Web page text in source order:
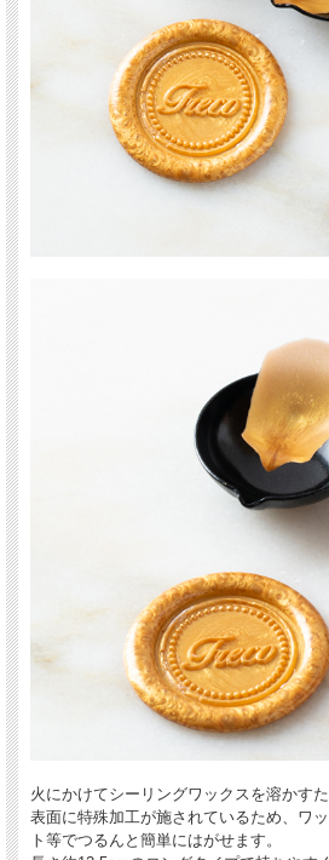
火にかけてシーリングワックスを溶かす
表面に特殊加工が施されているため、ワ
ト等でつるんと簡単にはがせます。